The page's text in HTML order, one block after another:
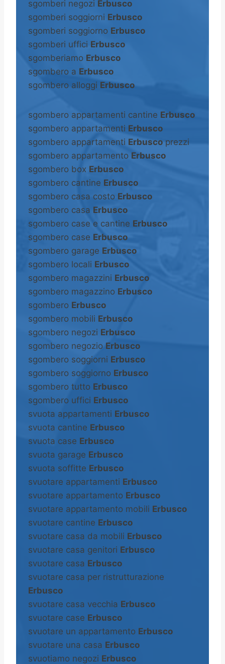
sgomberi negozi Erbusco
sgomberi soggiorni Erbusco
sgomberi soggiorno Erbusco
sgomberi uffici Erbusco
sgomberiamo Erbusco
sgombero a Erbusco
sgombero alloggi Erbusco
sgombero appartamenti cantine Erbusco
sgombero appartamenti Erbusco
sgombero appartamenti Erbusco prezzi
sgombero appartamento Erbusco
sgombero box Erbusco
sgombero cantine Erbusco
sgombero casa costo Erbusco
sgombero casa Erbusco
sgombero case e cantine Erbusco
sgombero case Erbusco
sgombero garage Erbusco
sgombero locali Erbusco
sgombero magazzini Erbusco
sgombero magazzino Erbusco
sgombero Erbusco
sgombero mobili Erbusco
sgombero negozi Erbusco
sgombero negozio Erbusco
sgombero soggiorni Erbusco
sgombero soggiorno Erbusco
sgombero tutto Erbusco
sgombero uffici Erbusco
svuota appartamenti Erbusco
svuota cantine Erbusco
svuota case Erbusco
svuota garage Erbusco
svuota soffitte Erbusco
svuotare appartamenti Erbusco
svuotare appartamento Erbusco
svuotare appartamento mobili Erbusco
svuotare cantine Erbusco
svuotare casa da mobili Erbusco
svuotare casa genitori Erbusco
svuotare casa Erbusco
svuotare casa per ristrutturazione
Erbusco
svuotare casa vecchia Erbusco
svuotare case Erbusco
svuotare un appartamento Erbusco
svuotare una casa Erbusco
svuotiamo negozi Erbusco